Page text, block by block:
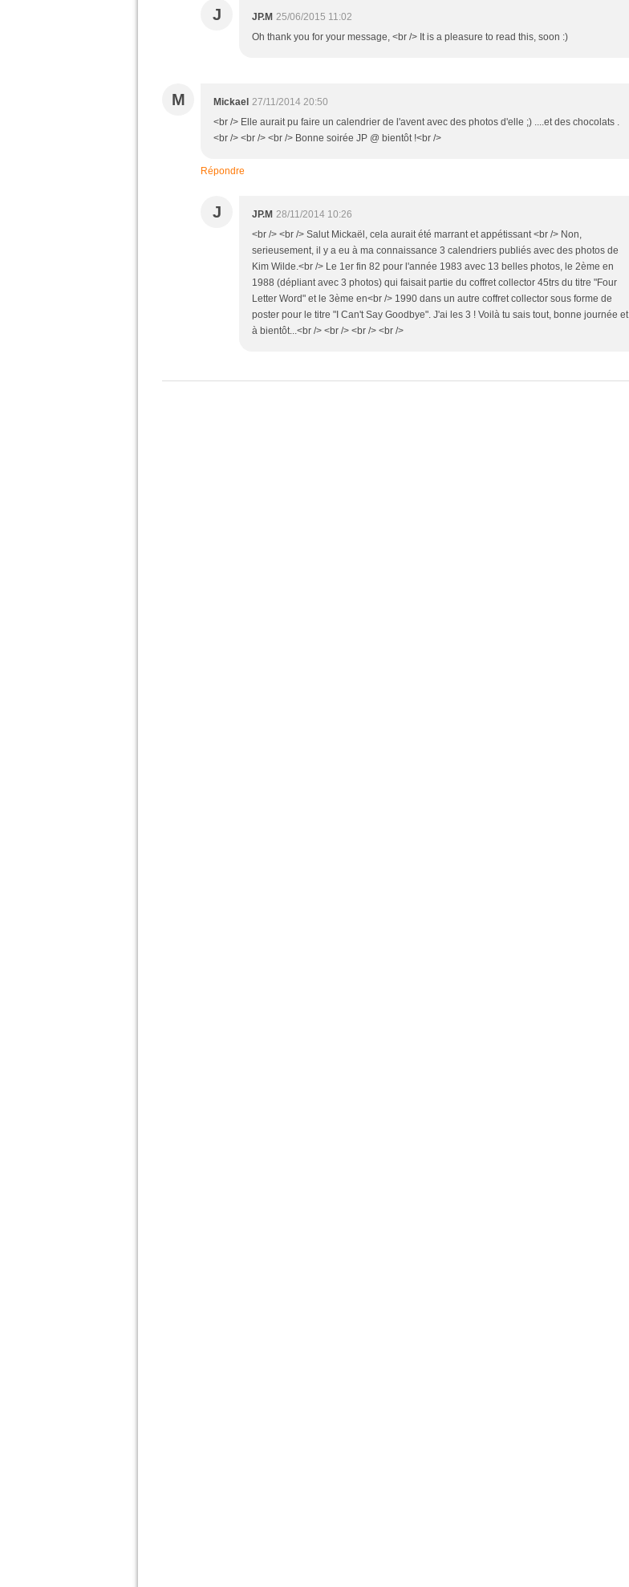
J JP.M 25/06/2015 11:02
Oh thank you for your message, <br /> It is a pleasure to read this, soon :)
M Mickael 27/11/2014 20:50
<br /> Elle aurait pu faire un calendrier de l'avent avec des photos d'elle ;) ....et des chocolats .
<br /> <br /> <br /> Bonne soirée JP @ bientôt !<br />
Répondre
J JP.M 28/11/2014 10:26
<br /> <br /> Salut Mickaël, cela aurait été marrant et appétissant <br /> Non,
serieusement, il y a eu à ma connaissance 3 calendriers publiés avec des photos de
Kim Wilde.<br /> Le 1er fin 82 pour l'année 1983 avec 13 belles photos, le 2ème en
1988 (dépliant avec 3 photos) qui faisait partie du coffret collector 45trs du titre "Four
Letter Word" et le 3ème en<br /> 1990 dans un autre coffret collector sous forme de
poster pour le titre "I Can't Say Goodbye". J'ai les 3 ! Voilà tu sais tout, bonne journée et
à bientôt...<br /> <br /> <br /> <br />